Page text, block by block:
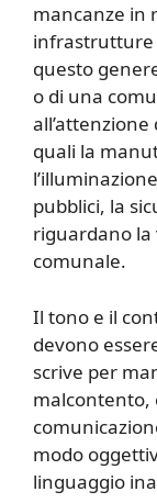
mancanze in
infrastrutture
questo
o di una
quali la
pubblici, la
riguardano la
comunale.
Il tono e il
devono
scrive per
modo
linguaggio